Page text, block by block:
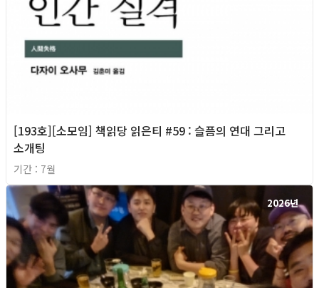
[193호][소모임] 책읽당 읽은티 #59 : 슬픔의 연대 그리고
소개팅
기간 : 7월
2026년